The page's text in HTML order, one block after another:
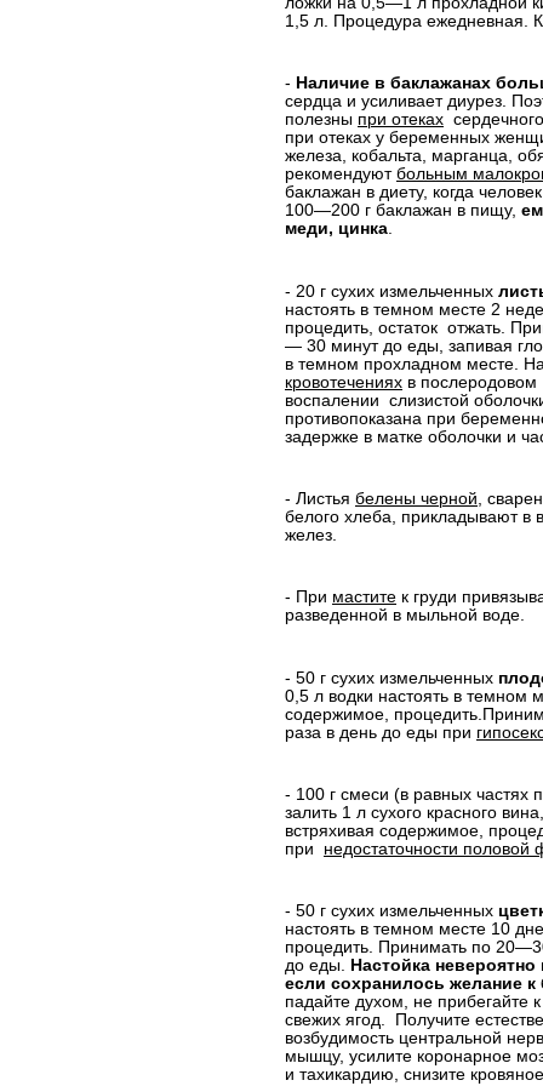
1,5 л. Процедура ежедневная.
- Наличие в баклажанах
сердца и усиливает диурез.
полезны при отеках
при отеках у беременных
железа, кобальта, марганца,
рекомендуют больным
баклажан в диету, когда
100—200 г баклажан в пищу,
меди, цинка.
- 20 г сухих измельченных
настоять в темном месте 2
процедить, остаток отжать.
— 30 минут до еды, запивая
в темном прохладном месте.
кровотечениях в послеродовом
воспалении слизистой
противопоказана при
задержке в матке оболочки и
- Листья белены черной,
белого хлеба, прикладывают в
желез.
- При мастите к груди
разведенной в мыльной воде.
- 50 г сухих измельченных
0,5 л водки настоять в темном
содержимое,
раза в день до еды при
- 100 г смеси (в равных частях
залить 1 л сухого красного
встряхивая содержимое,
при
недостаточности половой
- 50 г сухих измельченных
настоять в темном месте 10
процедить. Принимать по
до еды. Настойка
если сохранилось желание к
падайте духом, не прибегайте
свежих ягод.
Получите
возбудимость центральной
мышцу, усилите коронарное
и тахикардию, снизите